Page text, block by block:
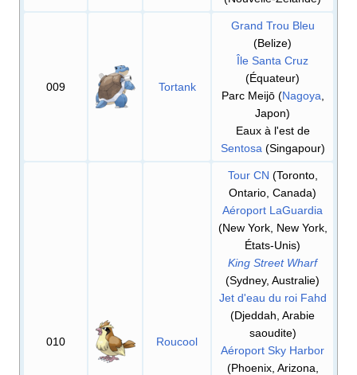
009 Tortank
Grand Trou Bleu
(Belize)
Île Santa Cruz
(Équateur)
Parc Meijō (Nagoya
Japon)
Eaux à l'est de
Sentosa (Singapour)
010 Roucool
Tour CN (Toronto,
Ontario, Canada)
Aéroport LaGuardia
(New York, New York,
États-Unis)
King Street Wharf
(Sydney, Australie)
Jet d'eau du roi Fahd
(Djeddah, Arabie
saoudite)
Aéroport Sky Harbor
(Phoenix, Arizona,